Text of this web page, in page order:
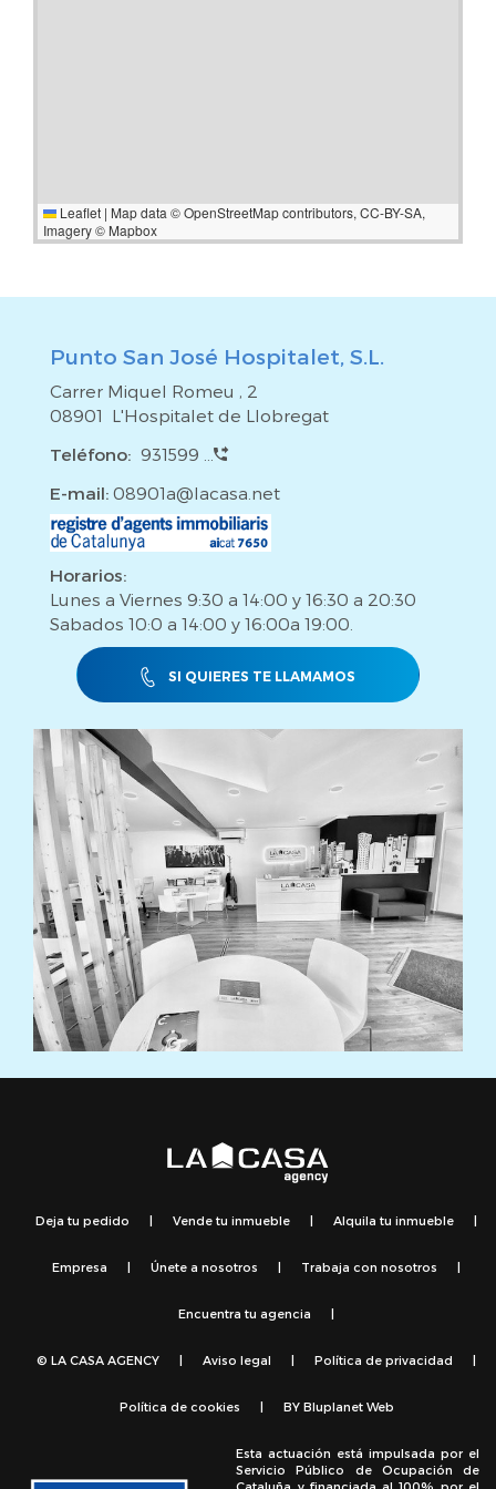
Leaflet | Map data ©OpenStreetMapcontributors, CC-BY-SA,
Imagery © Mapbox
Punto San José Hospitalet, S.L.
Carrer Miquel Romeu , 2
08901 L'Hospitalet de Llobregat
Teléfono: 931599 ...
E-mail: 08901a@lacasa.net
Horarios:
Lunes a Viernes 9:30 a 14:00 y 16:30 a 20:30
Sabados 10:0 a 14:00 y 16:00a 19:00.
SI QUIERES TE LLAMAMOS
Deja tu pedido | Vende tu inmueble | Alquila tu inmueble |
Empresa | Únete a nosotros | Trabaja con nosotros |
Encuentra tu agencia |
© LA CASA AGENCY | Aviso legal | Política de privacidad |
Política de cookies | BY Bluplanet Web
Esta actuación está impulsada por el
Servicio Público de Ocupación de
Cataluña y financiada al 100% por el